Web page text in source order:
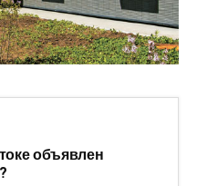
объявлен